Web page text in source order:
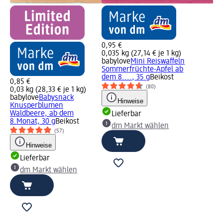
0,85 €
0,03 kg (28,33 € je 1 kg)
babyloveBabysnack
Knusperblumen
Waldbeere, ab dem
8.Monat, 30 gBeikost
(57)
Hinweise
Lieferbar
dm Markt wählen
0,95 €
0,035 kg (27,14 € je 1 kg)
babyloveMini Reiswaffeln
Sommerfrüchte-Apfel ab
dem 8...., 35 gBeikost
(80)
Hinweise
Lieferbar
dm Markt wählen